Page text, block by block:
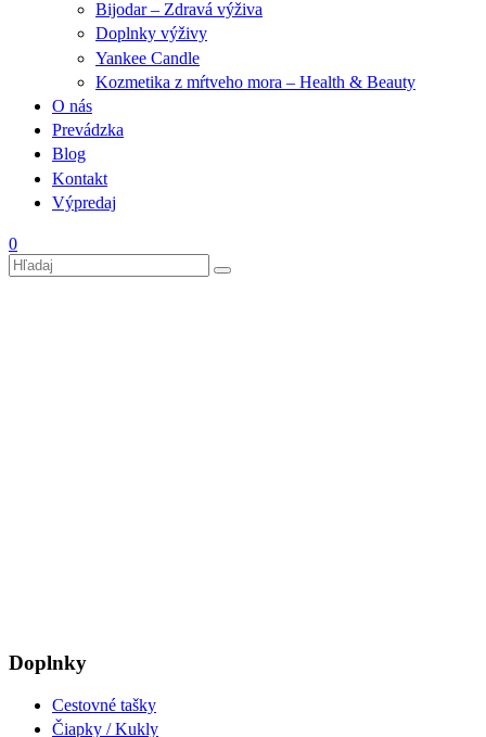
Bijodar – Zdravá výživa
Doplnky výživy
Yankee Candle
Kozmetika z mŕtveho mora – Health & Beauty
O nás
Prevádzka
Blog
Kontakt
Výpredaj
0
Doplnky
Cestovné tašky
Čiapky / Kukly